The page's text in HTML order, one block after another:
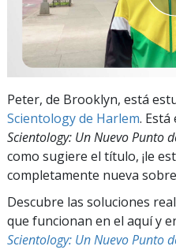
Peter, de Brooklyn, está
Scientology de Harlem.
Scientology: Un Nuevo Punto
como sugiere el título, ¡le
completamente nueva
Descubre las soluciones
que funcionan en el aquí y
Scientology: Un Nuevo Punto